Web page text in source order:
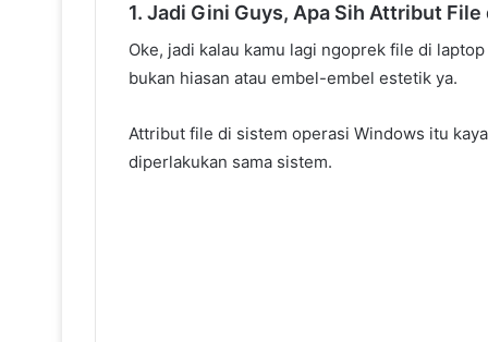
1. Jadi Gini Guys, Apa Sih Attribut
Oke, jadi kalau kamu lagi ngoprek file di
bukan hiasan atau embel-embel estetik ya.
Attribut file di sistem operasi Windows itu
diperlakukan sama sistem.